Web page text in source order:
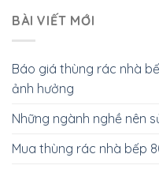
BÀI VIẾT MỚI
Báo giá thùng rác nhà
ảnh hưởng
Những ngành nghề nên
Mua thùng rác nhà bếp